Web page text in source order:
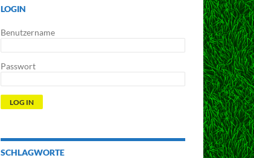
LOGIN
Benutzername
Passwort
SCHLAGWORTE